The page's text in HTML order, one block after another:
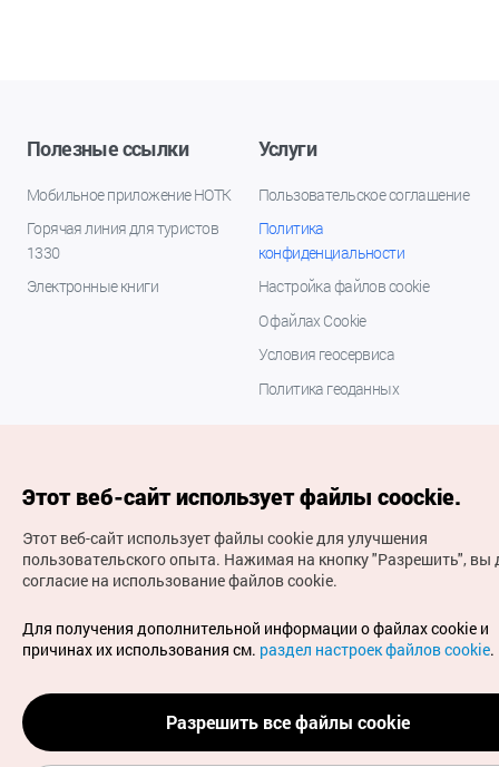
Полезные ссылки
Мобильное приложение НОТК
Горячая линия для туристов
1330
Электронные книги
Услуги
Пользовательское соглашение
Политика
конфиденциальности
Настройка файлов cookie
О файлах Cookie
Условия геосервиса
Политика геоданных
(с) Национальная организация туризма Кореи Все
права защищены
Для извещения об ошибках и проблемах, связанных с
работой веб-сайта, направляйте ваши запросы на
официальный адрес электронной почты
russian@knto.or.kr
Этот веб-сайт использует файлы coockie.
Этот веб-сайт использует файлы cookie для улучшения
пользовательского опыта. Нажимая на кнопку "Разрешить", вы
согласие на использование файлов cookie.
Для получения дополнительной информации о файлах cookie и
причинах их использования см. раздел настроек файлов cookie.
Разрешить все файлы cookie